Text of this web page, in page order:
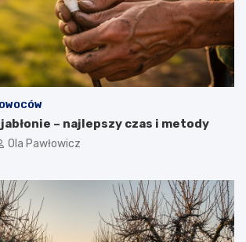
– najlepszy czas i metody
Ola Pawłowicz